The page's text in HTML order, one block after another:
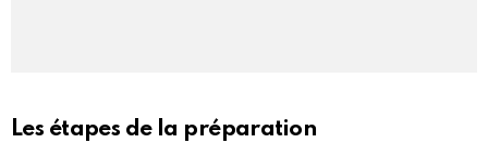
Les étapes de la préparation